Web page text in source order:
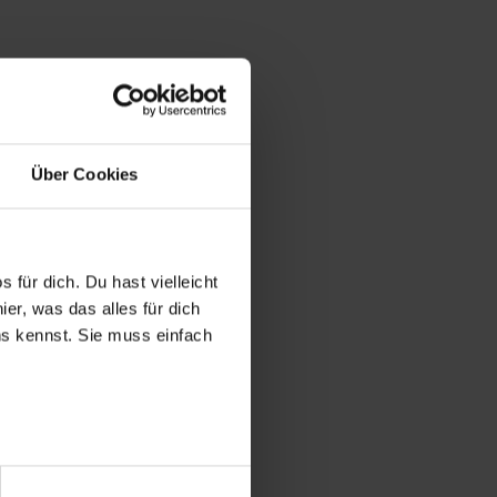
Über Cookies
für dich. Du hast vielleicht
was das alles für dich
kennst. Sie muss einfach
bei Benutzung der